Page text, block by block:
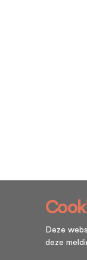
Deze
deze